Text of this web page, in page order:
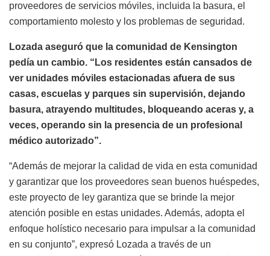
proveedores de servicios móviles, incluida la basura, el
comportamiento molesto y los problemas de seguridad.
Lozada aseguró que la comunidad de Kensington
pedía un cambio. “Los residentes están cansados de
ver unidades móviles estacionadas afuera de sus
casas, escuelas y parques sin supervisión, dejando
basura, atrayendo multitudes, bloqueando aceras y, a
veces, operando sin la presencia de un profesional
médico autorizado”.
“Además de mejorar la calidad de vida en esta comunidad
y garantizar que los proveedores sean buenos huéspedes,
este proyecto de ley garantiza que se brinde la mejor
atención posible en estas unidades. Además, adopta el
enfoque holístico necesario para impulsar a la comunidad
en su conjunto”, expresó Lozada a través de un